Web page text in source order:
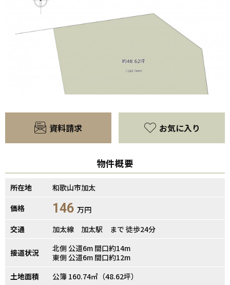
【間取り】
資料請求 お気に入り
物件概要
所在地
和歌山市加太
価格
146 万円
交通
加太線 加太駅 まで 徒歩24分
接道状況
北側 公道6m 間口約14m
東側 公道6m 間口約12m
土地面積
公簿 160.74㎡（48.62坪）